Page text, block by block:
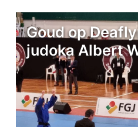
Goud op
judoka Albert